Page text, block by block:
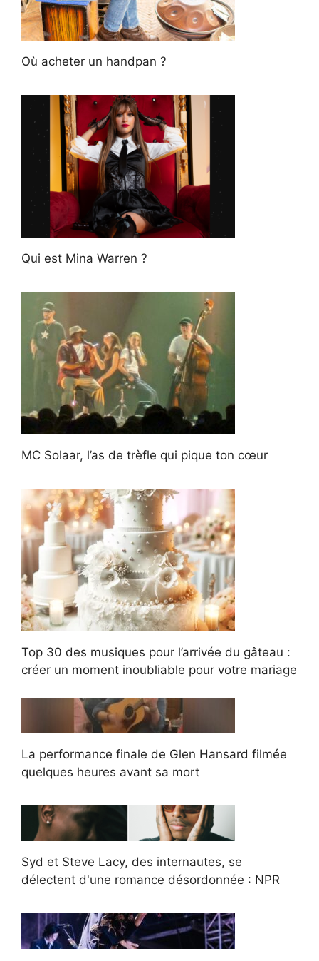
Où acheter un handpan ?
Qui est Mina Warren ?
MC Solaar, l’as de trèfle qui pique ton cœur
Top 30 des musiques pour l’arrivée du gâteau :
créer un moment inoubliable pour votre mariage
La performance finale de Glen Hansard filmée
quelques heures avant sa mort
Syd et Steve Lacy, des internautes, se
délectent d'une romance désordonnée : NPR